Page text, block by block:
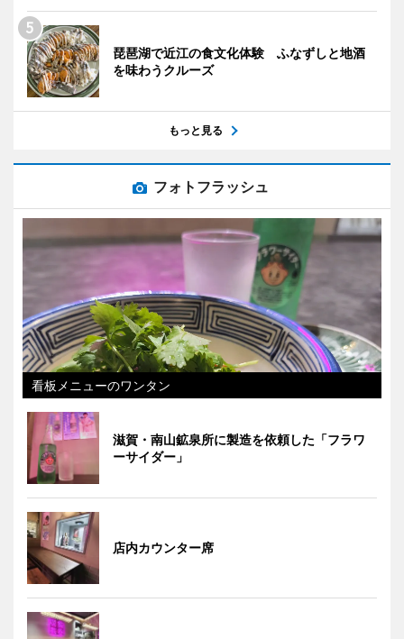
琵琶湖で近江の食文化体験 ふなずしと地酒
を味わうクルーズ
もっと見る
フォトフラッシュ
看板メニューのワンタン
滋賀・南山鉱泉所に製造を依頼した「フラワ
ーサイダー」
店内カウンター席